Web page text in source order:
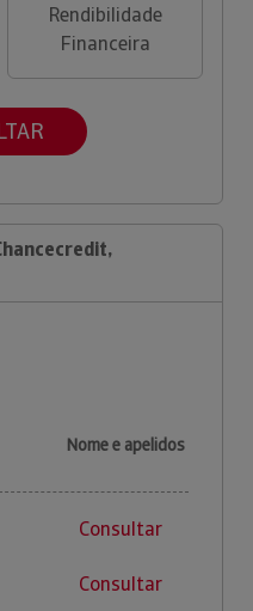
Rendibilidade
Financeira
Nome e apelidos
Consultar
Consultar